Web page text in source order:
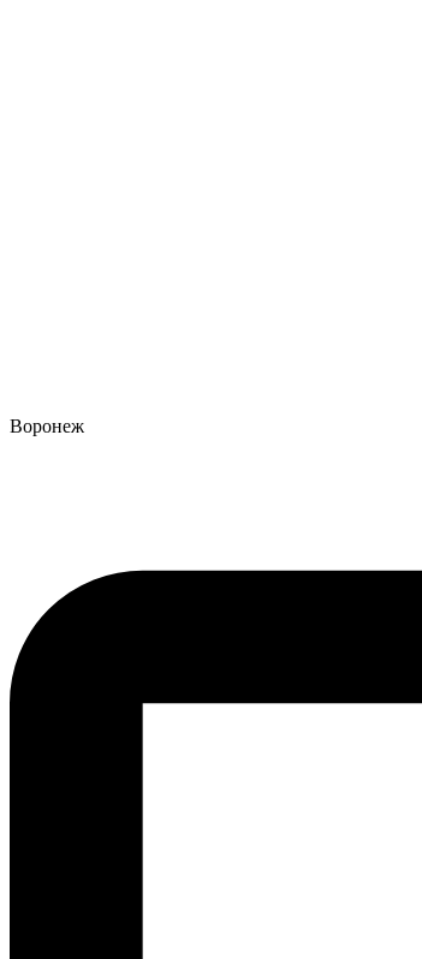
Воронеж